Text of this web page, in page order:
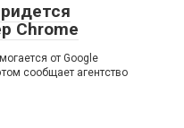
Chrome
от Google
сообщает агентство